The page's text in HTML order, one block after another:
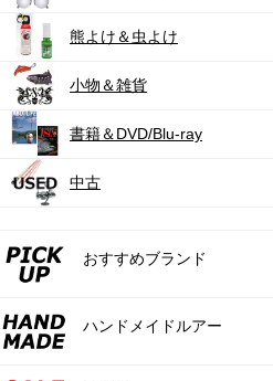
熊よけ＆虫よけ
小物＆雑貨
書籍＆DVD/Blu-ray
中古
おすすめブランド
ハンドメイドルアー